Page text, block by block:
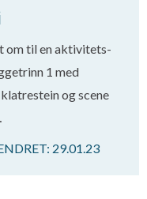
om til en aktivitets-
1 med
og scene
29.01.23